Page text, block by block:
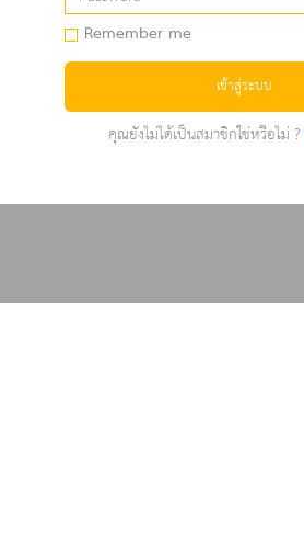
Remember me
เข้าสู่ระบบ
คุณยังไม่ได้เป็นสมาชิกใช่หรือไม่ ?